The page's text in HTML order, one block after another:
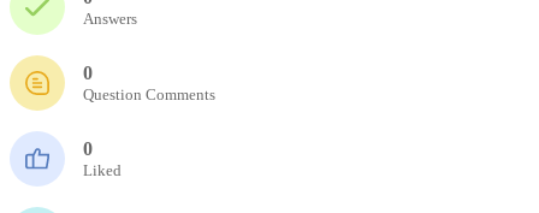
Answers
0
Question Comments
0
Liked